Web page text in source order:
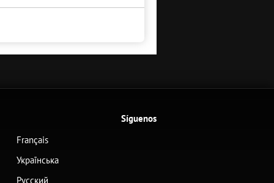
Français
Українська
Русский
Síguenos